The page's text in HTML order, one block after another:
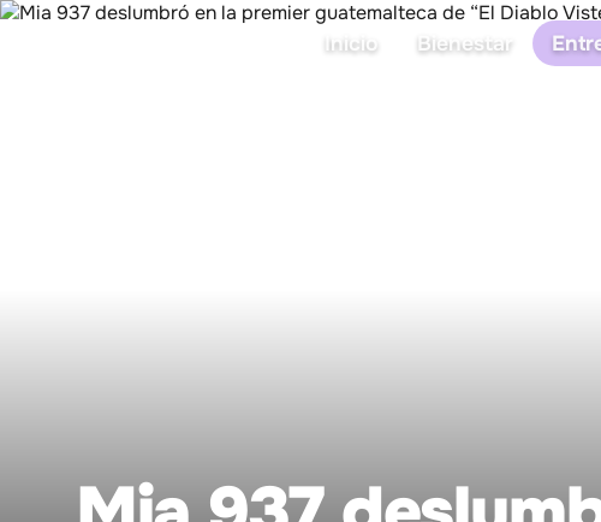
Inicio Bienestar